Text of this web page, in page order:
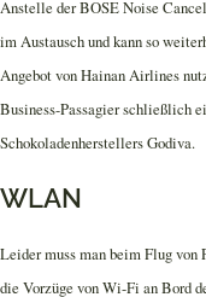
Anstelle der BOSE Noise
im Austausch und kann so
Angebot von Hainan Airlines
Business-Passagier schließlich
Schokoladenherstellers Godiva.
WLAN
Leider muss man beim Flug
die Vorzüge von Wi-Fi an Bord